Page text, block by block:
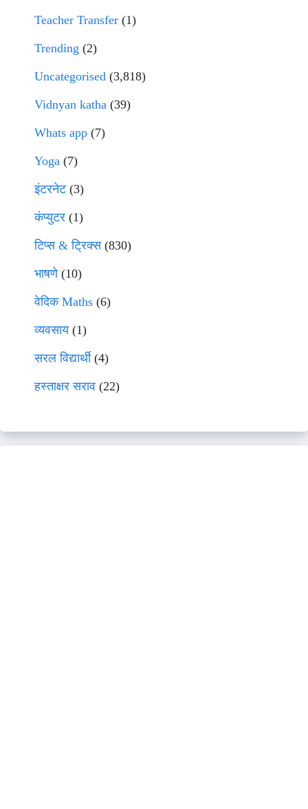
Teacher Transfer (1)
Trending (2)
Uncategorised (3,818)
Vidnyan katha (39)
Whats app (7)
Yoga (7)
इंटरनेट(3)
कंप्युटर (1)
टिप्स & ट्रिक्स(830)
भाषणे(10)
वेदिक Maths (6)
व्यवसाय(1)
सरल विद्यार्थी(4)
हस्ताक्षर सराव (22)